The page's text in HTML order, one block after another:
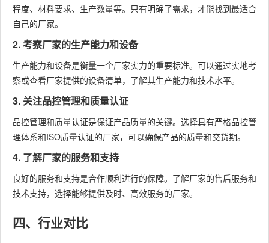
程度、材料要求、生产数量等。只有明确了需求，才能找到最适合
自己的厂家。
2. 考察厂家的生产能力和设备
生产能力和设备是衡量一个厂家实力的重要标准。可以通过实地考
察或查看厂家提供的设备清单，了解其生产能力和技术水平。
3. 关注品控管理和质量认证
品控管理和质量认证是保证产品质量的关键。选择具有严格品控管
理体系和ISO质量认证的厂家，可以确保产品的质量和交货期。
4. 了解厂家的服务和支持
良好的服务和支持是合作顺利进行的保障。了解厂家的售后服务和
技术支持，选择能够提供及时、高效服务的厂家。
四、行业对比